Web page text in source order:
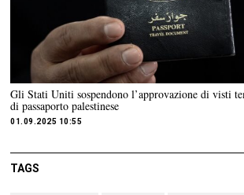
Gli Stati Uniti sospendono l’approvazione di visti
di passaporto palestinese
01.09.2025 10:55
TAGS